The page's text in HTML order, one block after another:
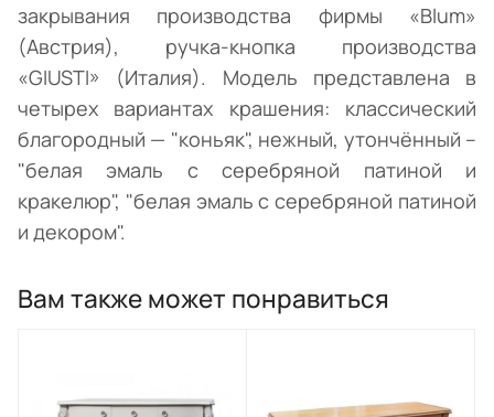
закрывания производства фирмы «Blum»
(Австрия), ручка-кнопка производства
«GIUSTI» (Италия). Модель представлена в
четырех вариантах крашения: классический
благородный — "коньяк", нежный, утончённый –
"белая эмаль с серебряной патиной и
кракелюр", "белая эмаль с серебряной патиной
и декором".
Вам также может понравиться